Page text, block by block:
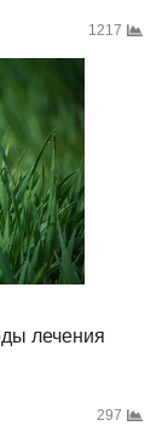
1217
лечения
297